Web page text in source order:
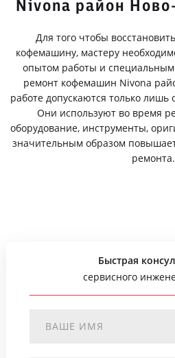
Nivona район
Для того чтобы
кофемашину, мастеру
опытом работы и
ремонт кофемашин Nivona
работе допускаются только
Они используют во время
оборудование, инструменты,
значительным образом
ремонта.
Быстрая
сервисного